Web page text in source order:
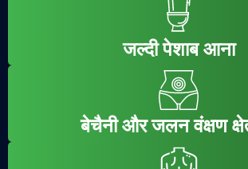
जल्दी पेशाब आना
बेचैनी और जलन वंक्षण